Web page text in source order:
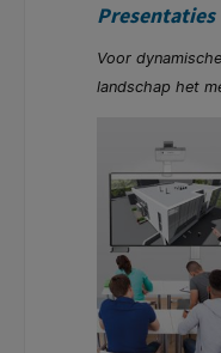
Presentaties
Voor
landschap het